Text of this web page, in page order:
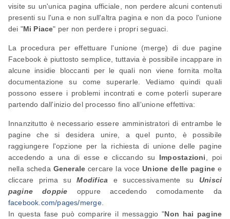
visite su un'unica pagina ufficiale, non perdere alcuni contenuti
presenti su l'una e non sull'altra pagina e non da poco l'unione
dei "Mi Piace" per non perdere i propri seguaci.
La procedura per effettuare l'unione (merge) di due pagine
Facebook è piuttosto semplice, tuttavia è possibile incappare in
alcune insidie bloccanti per le quali non viene fornita molta
documentazione su come superarle. Vediamo quindi quali
possono essere i problemi incontrati e come poterli superare
partendo dall'inizio del processo fino all'unione effettiva:
Innanzitutto è necessario essere amministratori di entrambe le
pagine che si desidera unire, a quel punto, è possibile
raggiungere l'opzione per la richiesta di unione delle pagine
accedendo a una di esse e cliccando su Impostazioni , poi
nella scheda Generale cercare la voceUnione delle pagine e
cliccare prima suModifica e successivamente suUnisci
pagine doppie oppure accedendo comodamente da
facebook.com/pages/merge.
In questa fase può comparire il messaggio "Non hai pagine